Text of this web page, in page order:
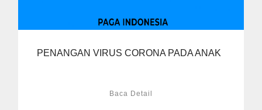
PENANGAN VIRUS CORONA PADA ANAK
Baca Detail